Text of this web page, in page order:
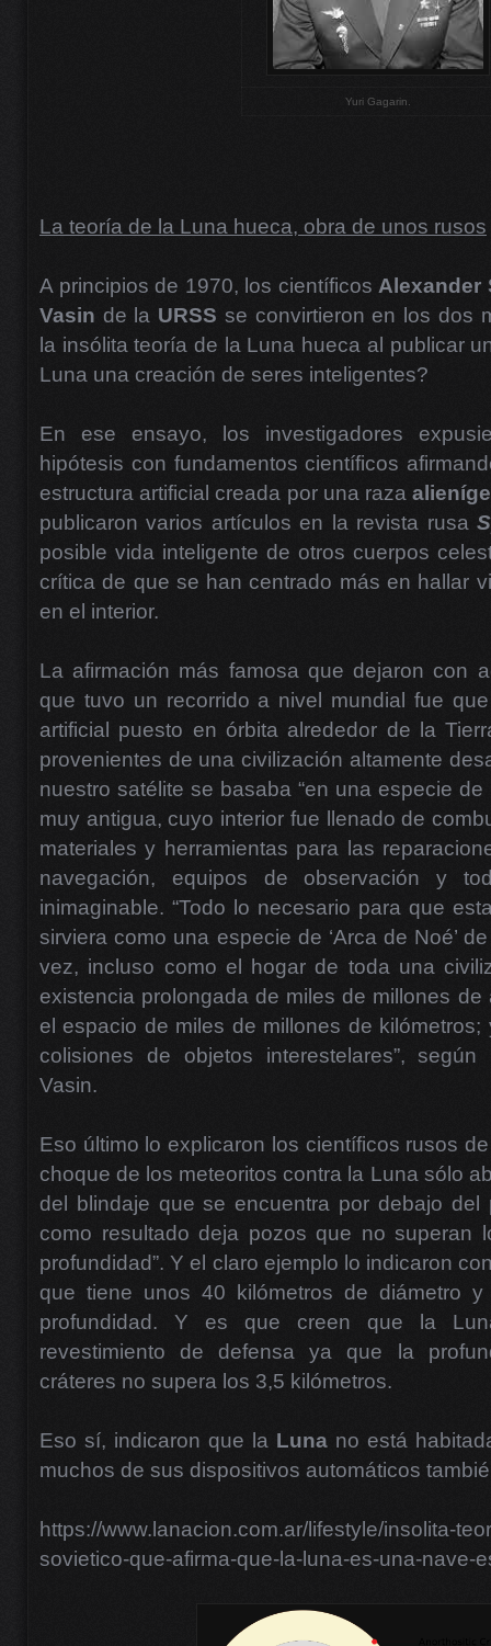
Yuri Gagarin.
La teoría de la Luna hueca, obra de unos rusos
A principios de 1970, los científicos Alexander
Vasin de la URSS se convirtieron en los dos
la insólita teoría de la Luna hueca al publicar
Luna una creación de seres inteligentes?
En ese ensayo, los investigadores
hipótesis con fundamentos científicos
estructura artificial creada por una raza
publicaron varios artículos en la revista rusa
posible vida inteligente de otros cuerpos
crítica de que se han centrado más en hallar
en el interior.
La afirmación más famosa que dejaron con
que tuvo un recorrido a nivel mundial fue
artificial puesto en órbita alrededor de la
provenientes de una civilización altamente
nuestro satélite se basaba “en una especie
muy antigua, cuyo interior fue llenado de
materiales y herramientas para las
navegación, equipos de observación y
inimaginable. “Todo lo necesario para que
sirviera como una especie de ‘Arca de Noé’
vez, incluso como el hogar de toda una
existencia prolongada de miles de millones
el espacio de miles de millones de
colisiones de objetos interestelares”,
Vasin.
Eso último lo explicaron los científicos rusos
choque de los meteoritos contra la Luna sólo
del blindaje que se encuentra por debajo
como resultado deja pozos que no superan
profundidad”. Y el claro ejemplo lo indicaron
que tiene unos 40 kilómetros de diámetro
profundidad. Y es que creen que la
revestimiento de defensa ya que la
cráteres no supera los 3,5 kilómetros.
Eso sí, indicaron que la Luna no está
muchos de sus dispositivos automáticos
https://www.lanacion.com.ar/lifestyle/insolita-
sovietico-que-afirma-que-la-luna-es-una-nave-